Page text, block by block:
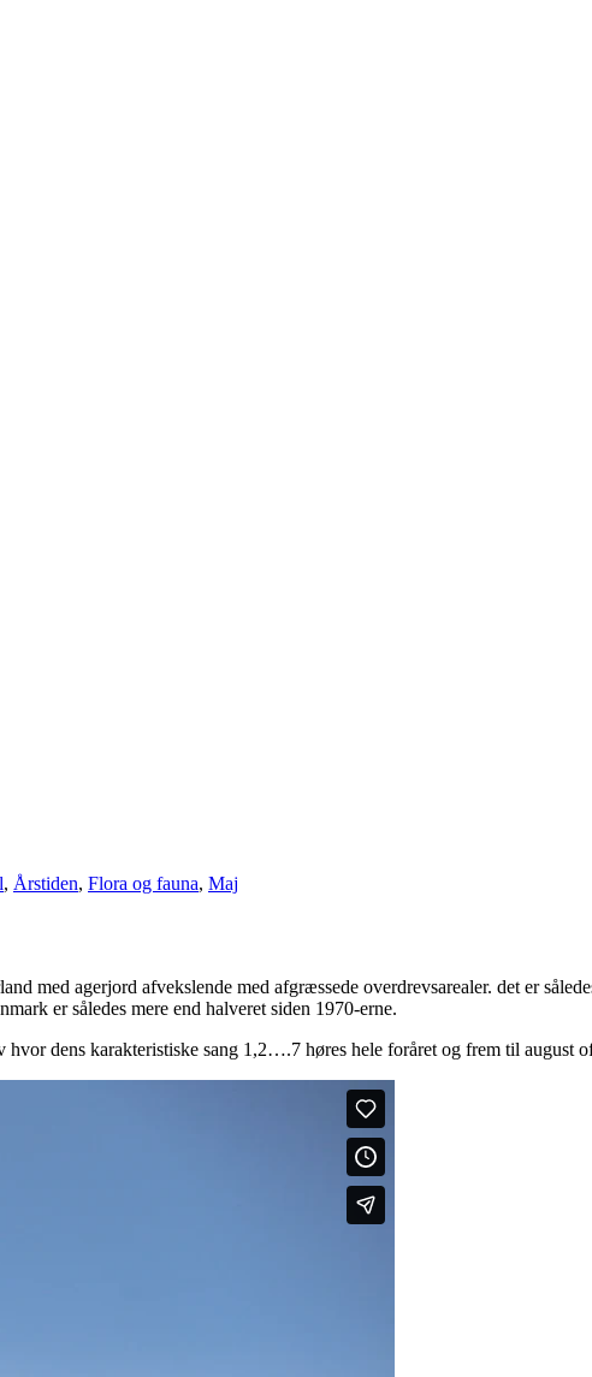
, Årstiden, Flora og fauna, Maj
med agerjord afvekslende med afgræssede overdrevsarealer. det er
er således mere end halveret siden 1970-erne.
dens karakteristiske sang 1,2….7 høres hele foråret og frem til august